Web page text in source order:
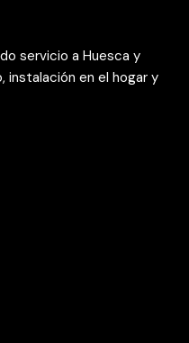
servicio a Huesca y
instalación en el hogar y